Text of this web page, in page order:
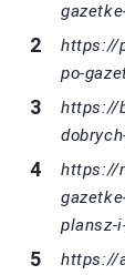
https://
po-
https://
https://
plansz-
https://